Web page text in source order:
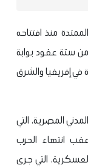
منذ افتتاحه
أكثر من ستة عقود بوابة
في إفريقيا والشرق
المصرية، التي
عقب انتهاء الحرب
التي جرى